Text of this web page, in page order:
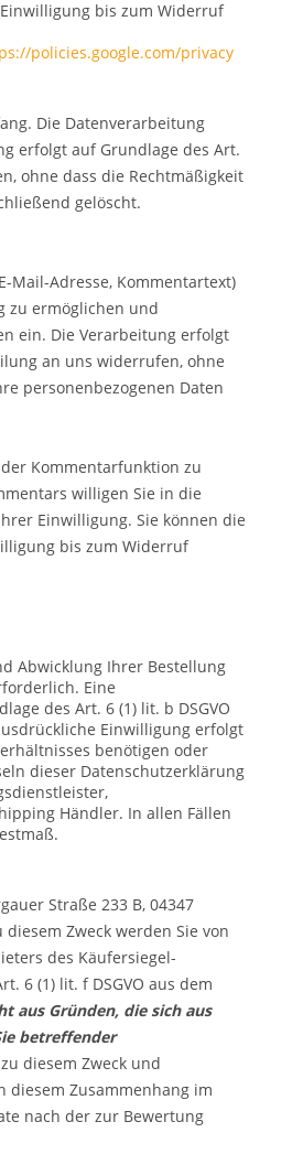
bis zum Widerruf
policies.google.com/privacy
Die Datenverarbeitung
erfolgt auf Grundlage des Art.
ohne dass die Rechtmäßigkeit
gelöscht.
Mail-Adresse, Kommentartext)
zu ermöglichen und
ein. Die Verarbeitung erfolgt
an uns widerrufen, ohne
personenbezogenen Daten
Kommentarfunktion zu
willigen Sie in die
Einwilligung. Sie können die
bis zum Widerruf
Abwicklung Ihrer Bestellung
Eine
des Art. 6 (1) lit. b DSGVO
Einwilligung erfolgt
benötigen oder
dieser Datenschutzerklärung
Händler. In allen Fällen
Straße 233 B, 04347
Zweck werden Sie von
des Käufersiegel-
6 (1) lit. f DSGVO aus dem
aus Gründen, die sich aus
betreffender
diesem Zweck und
Zusammenhang im
nach der zur Bewertung